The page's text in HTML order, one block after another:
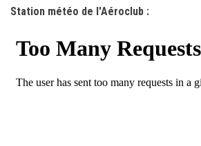
Station météo de l'Aéroclub :